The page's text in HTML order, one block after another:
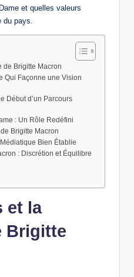
et quelles valeurs
pays.
de Brigitte Macron
Qui Façonne une Vision
Début d’un Parcours
: Un Rôle Redéfini
Brigitte Macron
Bien Établie
: Discrétion et Équilibre
et la
Brigitte